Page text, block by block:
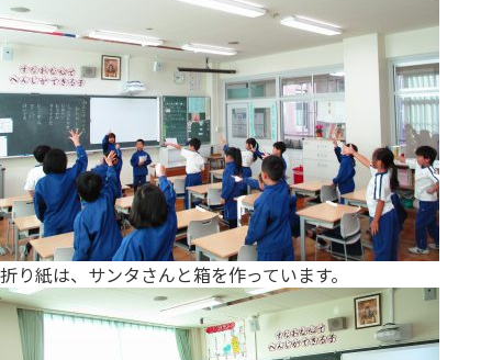
折り紙は、サンタさんと箱を作っています。